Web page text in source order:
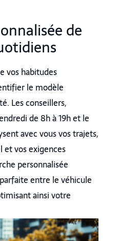
de
vos habitudes
le modèle
Les conseillers,
de 8h à 19h et le
avec vous vos trajets,
vos exigences
personnalisée
entre le véhicule
ainsi votre